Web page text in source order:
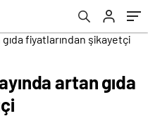
artan gıda